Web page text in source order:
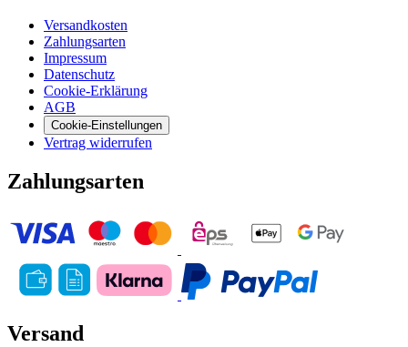
Versandkosten
Zahlungsarten
Impressum
Datenschutz
Cookie-Erklärung
AGB
Cookie-Einstellungen
Vertrag widerrufen
Zahlungsarten
Versand